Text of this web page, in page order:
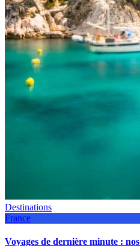
Destinations
France
Voyages de dernière minute :